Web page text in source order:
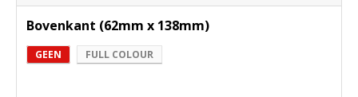
Bovenkant (62mm x 138mm)
GEEN FULL COLOUR